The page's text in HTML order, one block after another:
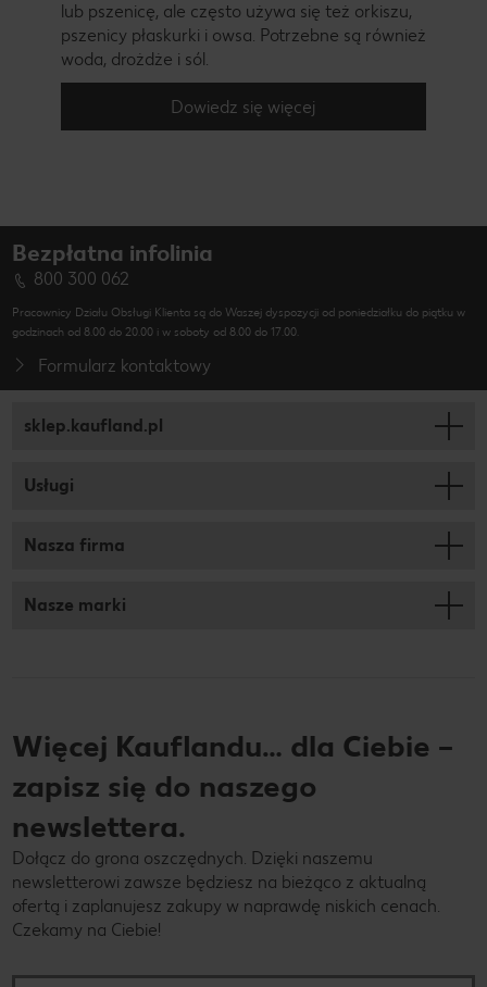
lub pszenicę, ale często używa się też orkiszu,
pszenicy płaskurki i owsa. Potrzebne są również
woda, drożdże i sól.
Dowiedz się więcej
Bezpłatna infolinia
800 300 062
Pracownicy Działu Obsługi Klienta są do Waszej dyspozycji od poniedziałku do piątku w
godzinach od 8.00 do 20.00 i w soboty od 8.00 do 17.00.
Formularz kontaktowy
sklep.kaufland.pl
Usługi
Nasza firma
Nasze marki
Więcej Kauflandu… dla Ciebie –
zapisz się do naszego
newslettera.
Dołącz do grona oszczędnych. Dzięki naszemu
newsletterowi zawsze będziesz na bieżąco z aktualną
ofertą i zaplanujesz zakupy w naprawdę niskich cenach.
Czekamy na Ciebie!